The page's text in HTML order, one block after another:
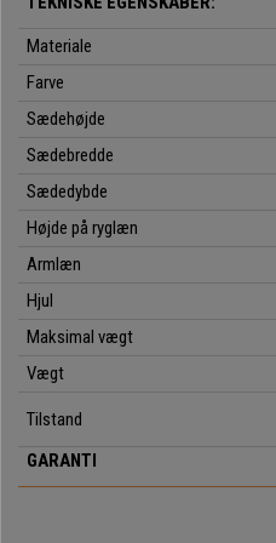
ryglænet er meget holdbart og
er lavet af et stålstel med 4 grå
stables
: den kan bruges til
kontorreceptioner, konferencer
dit miljø.
• Ideel til konferencelokaler
• Ergonomisk sæde og ryglæn
• Særligt robust: stålstel med
• Ergonomisk og meget
Materiale
Farve
Sædehøjde
Sædebredde
Sædedybde
Højde på ryglæn
Armlæn
Hjul
Maksimal vægt
Vægt
Tilstand
GARANTI